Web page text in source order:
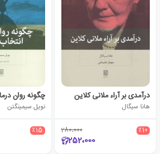
درآمدی بر آراء ملانی کلاین
هانا سیگال
٪10 280،000
252،000
نویل سیمینگتن
٪15